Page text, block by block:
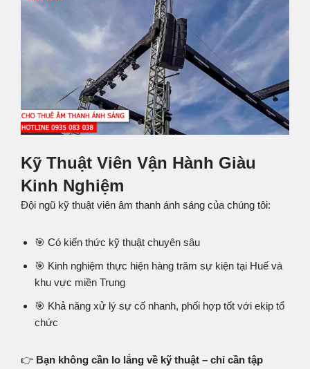
Kỹ Thuật Viên Vận Hành Giàu
Kinh Nghiệm
Đội ngũ kỹ thuật viên âm thanh ánh sáng của chúng tôi:
🎯 Có kiến thức kỹ thuật chuyên sâu
🎯 Kinh nghiệm thực hiện hàng trăm sự kiện tại Huế và
khu vực miền Trung
🎯 Khả năng xử lý sự cố nhanh, phối hợp tốt với ekip tổ
chức
👉 Bạn không cần lo lắng về kỹ thuật – chỉ cần tập